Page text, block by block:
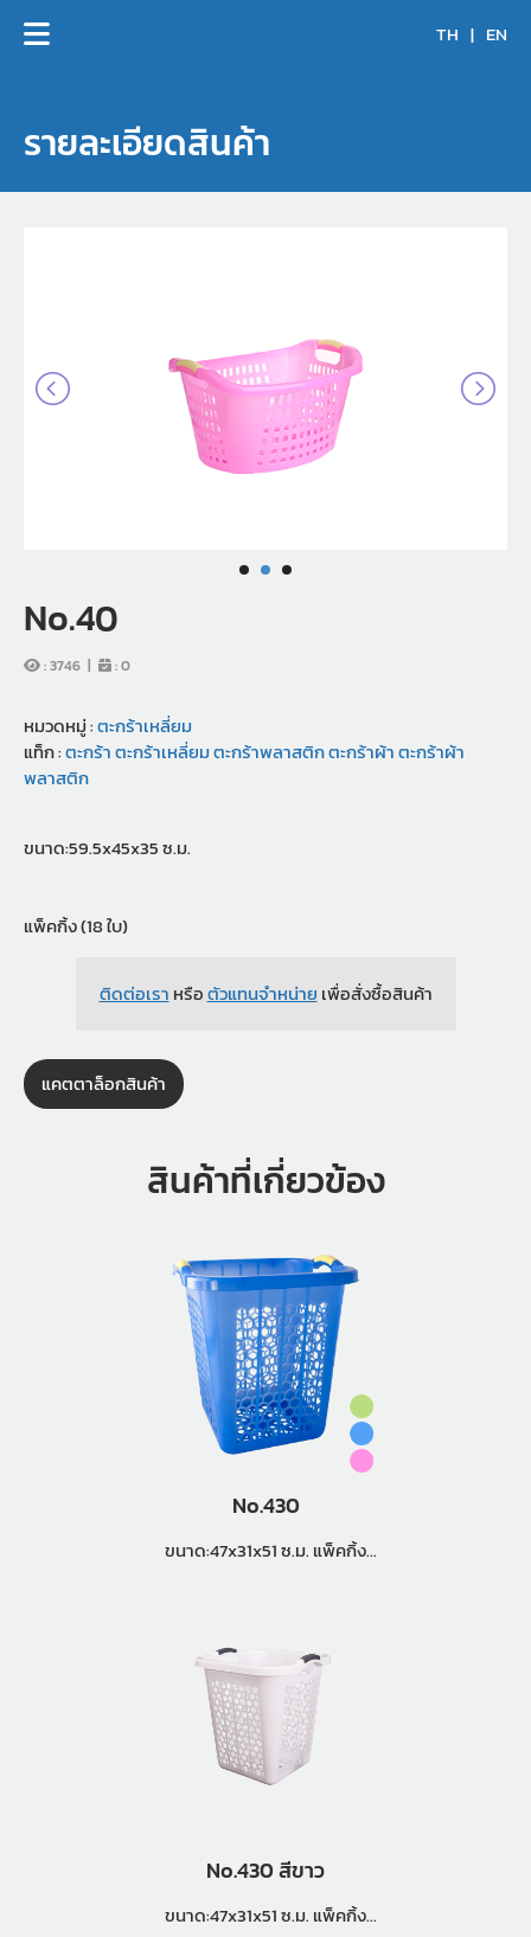
TH | EN
รายละเอียดสินค้า
No.40
:3746 | :0
หมวดหมู่ :ตะกร้าเหลี่ยม
แท็ก :ตะกร้าตะกร้าเหลี่ยมตะกร้าพลาสติกตะกร้าผ้าตะกร้าผ้า
พลาสติก
ขนาด:59.5x45x35 ซ.ม.
แพ็คกิ้ง (18 ใบ)
ติดต่อเรา หรือตัวแทนจำหน่าย เพื่อสั่งซื้อสินค้า
แคตตาล็อกสินค้า
สินค้าที่เกี่ยวข้อง
No.430
ขนาด:47x31x51 ซ.ม. แพ็คกิ้ง
No.430 สีขาว
ขนาด:47x31x51 ซ.ม. แพ็คกิ้ง